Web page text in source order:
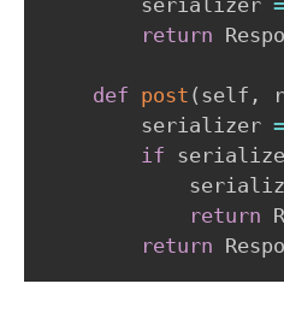
        serializer
=
return
def post ( self ,
        serializer
=
if
return
return